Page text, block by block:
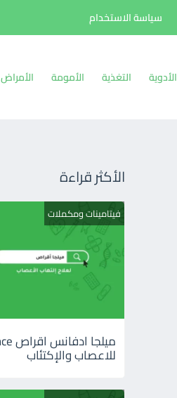
سياسة الاستخدام
الأدوية التغذية الأمومة الأمراض
الأكثر قراءة
فيتامينات ومكملات
للاعصاب والإكتئاب